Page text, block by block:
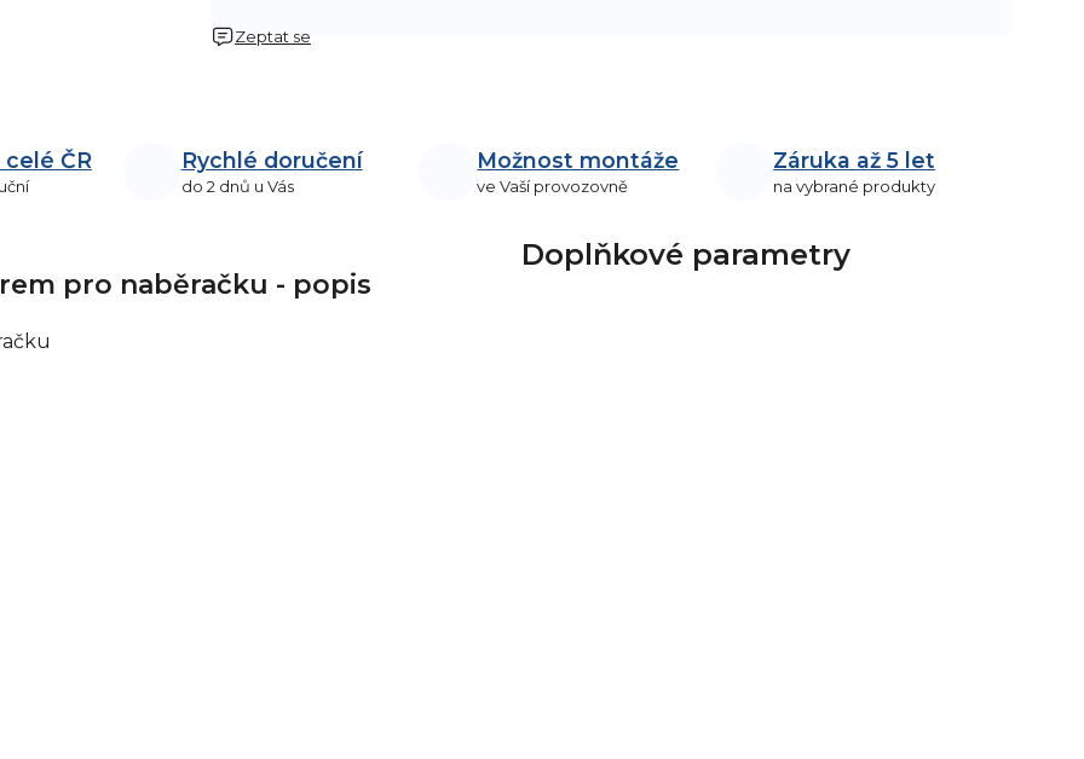
Zeptat se
celé ČR Rychlé doručení
do 2 dnů u Vás
Možnost montáže
ve Vaší provozovně
Záruka až 5 let
na vybrané produkty
pro naběračku - popis
Doplňkové parametry